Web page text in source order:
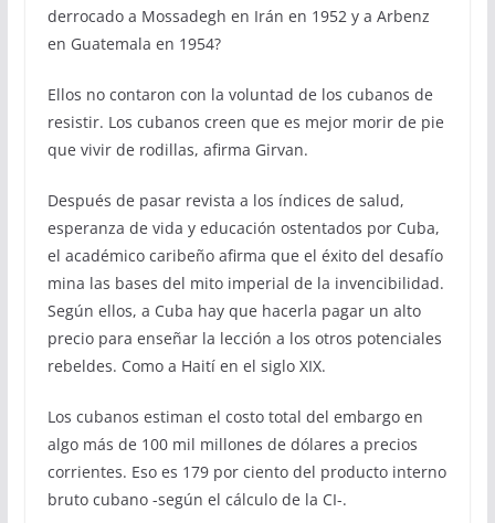
derrocado a Mossadegh en Irán en 1952 y a Arbenz
en Guatemala en 1954?
Ellos no contaron con la voluntad de los cubanos de
resistir. Los cubanos creen que es mejor morir de pie
que vivir de rodillas, afirma Girvan.
Después de pasar revista a los índices de salud,
esperanza de vida y educación ostentados por Cuba,
el académico caribeño afirma que el éxito del desafío
mina las bases del mito imperial de la invencibilidad.
Según ellos, a Cuba hay que hacerla pagar un alto
precio para enseñar la lección a los otros potenciales
rebeldes. Como a Haití en el siglo XIX.
Los cubanos estiman el costo total del embargo en
algo más de 100 mil millones de dólares a precios
corrientes. Eso es 179 por ciento del producto interno
bruto cubano -según el cálculo de la CI-.